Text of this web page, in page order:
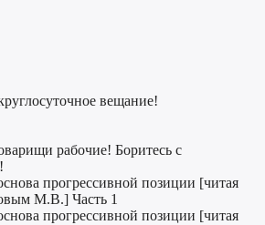
вещание!
рабочие! Боритесь с
прогрессивной позиции [читая
М.В.] Часть 1
прогрессивной позиции [читая